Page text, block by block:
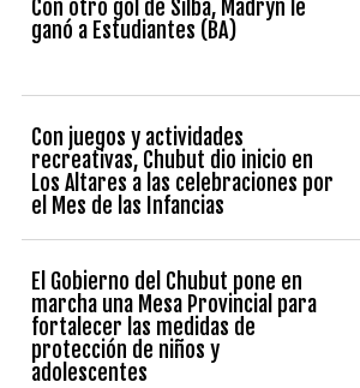
Con otro gol de Silba, Madryn le
ganó a Estudiantes (BA)
Con juegos y actividades
recreativas, Chubut dio inicio en
Los Altares a las celebraciones por
el Mes de las Infancias
El Gobierno del Chubut pone en
marcha una Mesa Provincial para
fortalecer las medidas de
protección de niños y
adolescentes